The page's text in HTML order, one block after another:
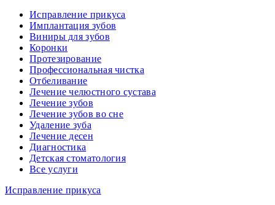
Исправление прикуса
Имплантация зубов
Виниры для зубов
Коронки
Протезирование
Профессиональная чистка
Отбеливание
Лечение челюстного сустава
Лечение зубов
Лечение зубов во сне
Удаление зуба
Лечение десен
Диагностика
Детская стоматология
Все услуги
Исправление прикуса